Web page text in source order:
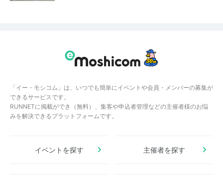
「イー・モシコム」は、いつでも簡単にイベントや会員・メンバーの募集が
できるサービスです。
RUNNETに掲載ができ（無料）、集客や申込者管理などの主催者様のお悩
みを解決できるプラットフォームです。
イベントを探す 主催者を探す